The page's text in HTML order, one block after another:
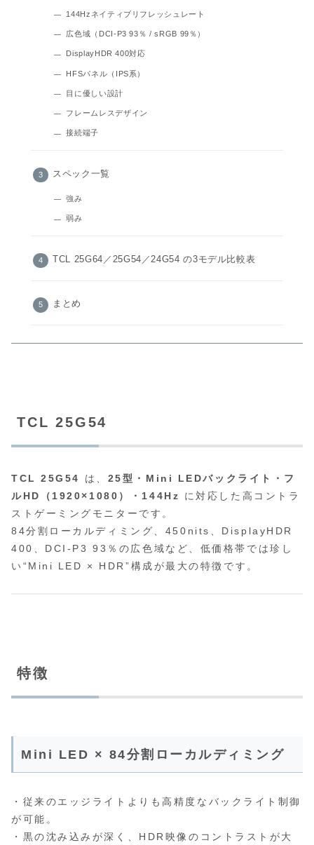
144Hzネイティブリフレッシュレート
広色域（DCI‑P3 93％ / sRGB 99％）
DisplayHDR 400対応
HFSパネル（IPS系）
目に優しい設計
フレームレスデザイン
接続端子
スペック一覧
強み
弱み
TCL 25G64／25G54／24G54 の3モデル比較表
まとめ
TCL 25G54
TCL 25G54 は、 25型・Mini LEDバックライト・フ
ルHD（1920×1080）・144Hz
に対応した高コントラ
ストゲーミングモニターです。
84分割ローカルディミング、450nits、DisplayHDR
400、DCI‑P3 93％の広色域など、低価格帯では珍し
い“Mini LED × HDR”構成が最大の特徴です。
特徴
Mini LED × 84分割ローカルディミング
・従来のエッジライトよりも高精度なバックライト制御
が可能。
・黒の沈み込みが深く、HDR映像のコントラストが大